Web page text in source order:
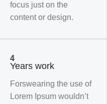
focus just on the
content or design.
4
Years work
Forswearing the use of
Lorem Ipsum wouldn’t